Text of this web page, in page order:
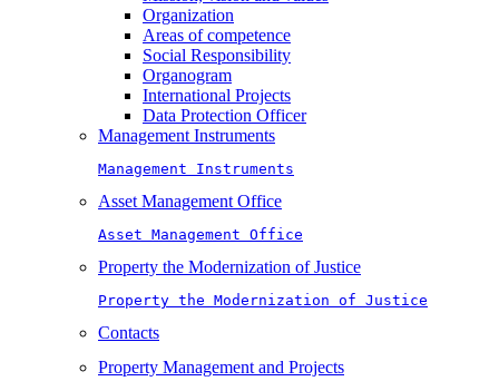
Organization
Areas of competence
Social Responsibility
Organogram
International Projects
Data Protection Officer
Management Instruments
Management Instruments
Asset Management Office
Asset Management Office
Property the Modernization of Justice
Property the Modernization of Justice
Contacts
Property Management and Projects